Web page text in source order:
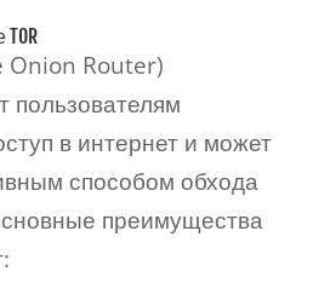
Onion Router)
пользователям
в интернет и может
способом обхода
преимущества